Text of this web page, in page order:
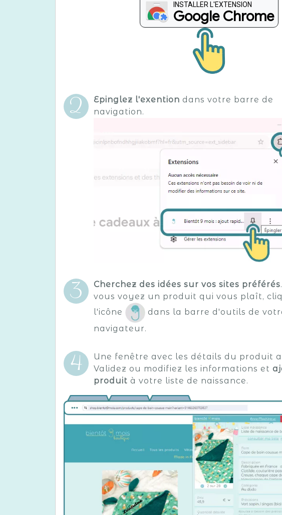
INSTALLER L'EXTENSION
Google Chrome
Epinglez l'exention dans votre barre de
navigation.
Cherchez des idées sur vos sites préférés
vous voyez un produit qui vous plaît,
l'icône
dans la barre d'outils de
navigateur.
Une fenêtre avec les détails du produit
Validez ou modifiez les informations et
produit à votre liste de naissance.